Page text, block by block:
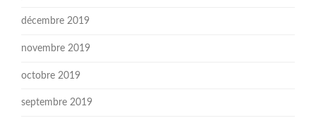
décembre 2019
novembre 2019
octobre 2019
septembre 2019